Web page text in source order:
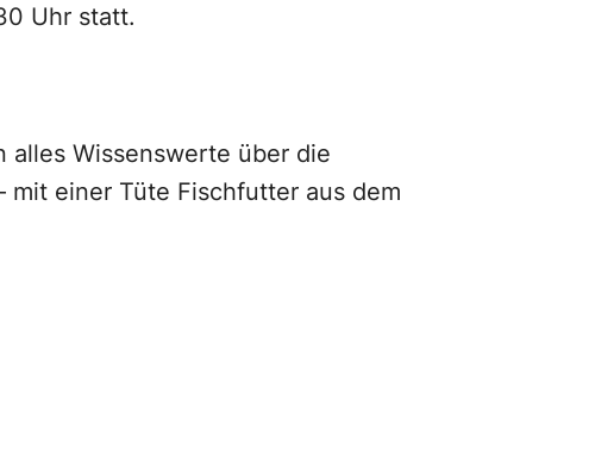
Uhr statt.
Wissenswerte über die
einer Tüte Fischfutter aus dem